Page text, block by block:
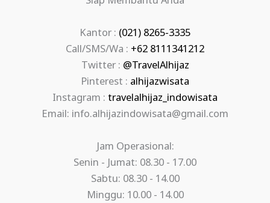
Kantor : (021) 8265-3335
Call/SMS/Wa : +62 8111341212
Twitter : @TravelAlhijaz
Pinterest : alhijazwisata
Instagram : travelalhijaz_indowisata
Email: info.alhijazindowisata@gmail.com
Jam Operasional:
Senin - Jumat: 08.30 - 17.00
Sabtu: 08.30 - 14.00
Minggu: 10.00 - 14.00